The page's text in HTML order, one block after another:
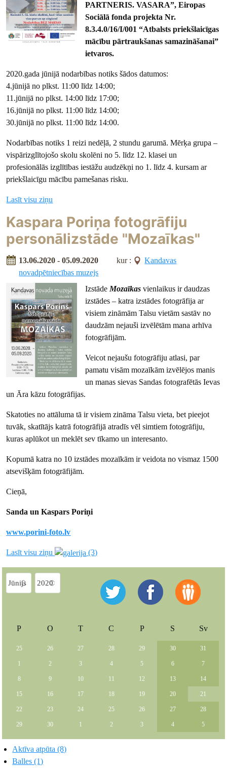
PARTNERIS. VASARA”, Eiropas
Sociālā fonda projekta Nr.
8.3.4.0/16/I/001 “Atbalsts priekšlaicīgas
mācību pārtraukšanas samazināšanai”
ietvaros.
2020.gada jūnijā nodarbības notiks šādos datumos:
4.jūnijā no plkst. 11:00 līdz 14:00;
11.jūnijā no plkst. 14:00 līdz 17:00;
16.jūnijā no plkst. 11:00 līdz 14:00;
30.jūnijā no plkst. 11:00 līdz 14:00.
Nodarbības notiks 1 reizi nedēļā, 2 stundu garumā. Mērķa grupa –
vispārizglītojošo skolu skolēni no 5. līdz 12. klasei un
profesionālās izglītības iestāžu audzēkņi no 1. līdz 4. kursam ar
priekšlaicīgu mācību pamešanas risku.
Lasīt visu ziņu
Kaspara Poriņa fotogrāfiju
personālizstāde "Mozaīkas"
13.06.2020 - 05.09.2020 kur :
Kandavas
novadpētniecības muzejs
Izstāde Mozaīkas vienlaikus ir daudzas
izstādes – katra izstādes fotogrāfija ar
visiem zināmām Talsu vietām sastāv no
daudzām nejauši izvēlētām mana arhīva
fotogrāfijām.
Veicot nejaušu fotogrāfiju atlasi, par
pamatu visām mozaīkām izvēlējos manis
un manas sievas Sandas fotografētās Ievas
un Āra kāzu fotogrāfijas.
Skatoties no attāluma tā ir visiem zināma Talsu vieta, bet pieejot
tuvāk, skatītājs katrā fotogrāfijā atradīs vēl simtiem fotogrāfiju,
kuras aplūkot un meklēt sev tīkamo un interesanto.
Kopumā katra no 10 izstādes mozaīkām ir veidota no vismaz 1500
atsevišķām fotogrāfijām.
Cieņā,
Sanda un Kaspars Poriņi
www.porini-foto.lv
Lasīt visu ziņu (3)
P O T C P S Sv
25 26 27 28 29 30 31
1 2 3 4 5 6 7
8 9 10 11 12 13 14
15 16 17 18 19 20 21
22 23 24 25 26 27 28
29 30 1 2 3 4 5
Aktīva atpūta (8)
Balles (1)